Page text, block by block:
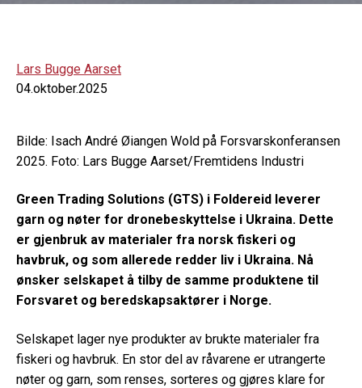
Lars Bugge Aarset
04.oktober.2025
Bilde: Isach André Øiangen Wold på Forsvarskonferansen
2025. Foto: Lars Bugge Aarset/Fremtidens Industri
Green Trading Solutions (GTS) i Foldereid leverer
garn og nøter for dronebeskyttelse i Ukraina. Dette
er gjenbruk av materialer fra norsk fiskeri og
havbruk, og som allerede redder liv i Ukraina. Nå
ønsker selskapet å tilby de samme produktene til
Forsvaret og beredskapsaktører i Norge.
Selskapet lager nye produkter av brukte materialer fra
fiskeri og havbruk. En stor del av råvarene er utrangerte
nøter og garn, som renses, sorteres og gjøres klare for